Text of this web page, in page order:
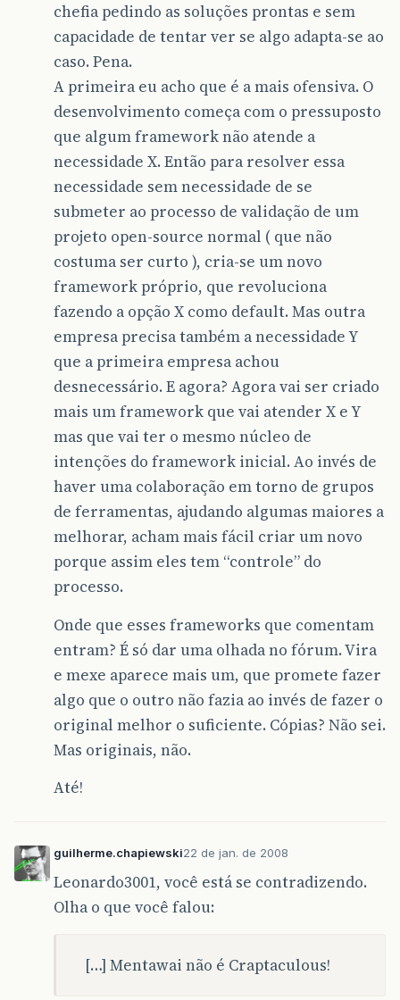
chefia pedindo as soluções prontas e sem
capacidade de tentar ver se algo adapta-se ao
caso. Pena.
A primeira eu acho que é a mais ofensiva. O
desenvolvimento começa com o pressuposto
que algum framework não atende a
necessidade X. Então para resolver essa
necessidade sem necessidade de se
submeter ao processo de validação de um
projeto open-source normal ( que não
costuma ser curto ), cria-se um novo
framework próprio, que revoluciona
fazendo a opção X como default. Mas outra
empresa precisa também a necessidade Y
que a primeira empresa achou
desnecessário. E agora? Agora vai ser criado
mais um framework que vai atender X e Y
mas que vai ter o mesmo núcleo de
intenções do framework inicial. Ao invés de
haver uma colaboração em torno de grupos
de ferramentas, ajudando algumas maiores a
melhorar, acham mais fácil criar um novo
porque assim eles tem “controle” do
processo.
Onde que esses frameworks que comentam
entram? É só dar uma olhada no fórum. Vira
e mexe aparece mais um, que promete fazer
algo que o outro não fazia ao invés de fazer o
original melhor o suficiente. Cópias? Não sei.
Mas originais, não.
Até!
guilherme.chapiewski22 de jan. de 2008
Leonardo3001, você está se contradizendo.
Olha o que você falou:
[…] Mentawai não é Craptaculous!